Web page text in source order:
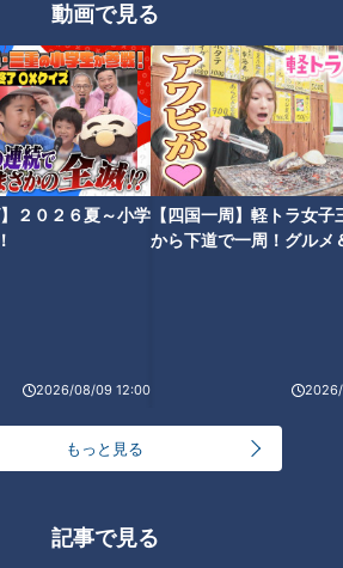
動画で見る
２０２６夏～小学
2026/08/09 12:00
【四国一周】軽トラ女子
から下道で一周！グルメ
もっと見る
記事で見る
ンツ
されフード】
チのお
愛されて半世紀 超肉肉ハンバー